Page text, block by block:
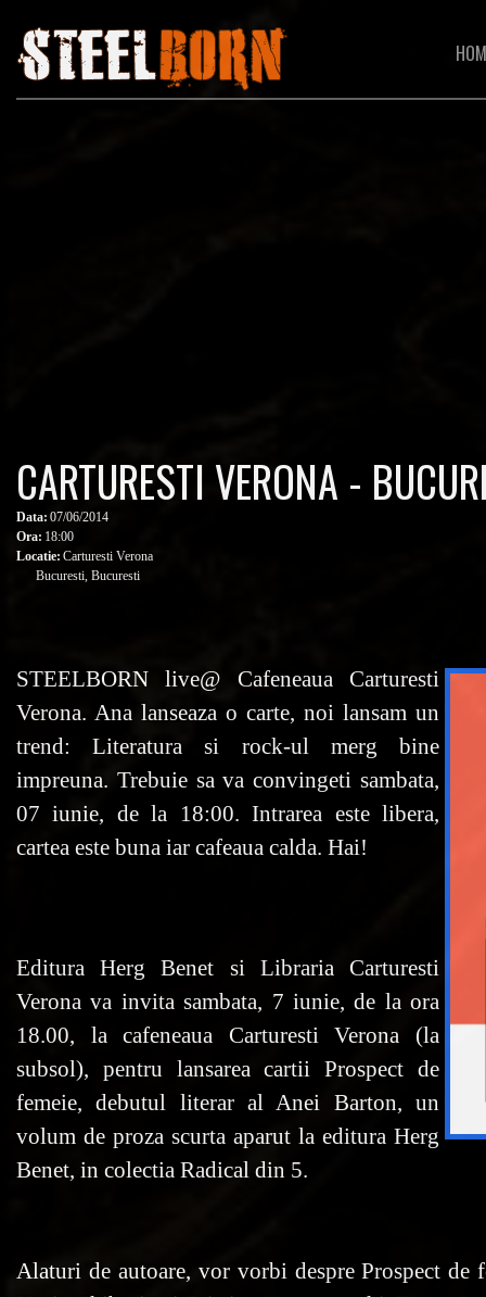
CARTURESTI VERONA -
Data: 07/06/2014
Ora: 18:00
Locatie: Carturesti Verona
Bucuresti, Bucuresti
STEELBORN live@ Cafeneaua Carturesti
Verona. Ana lanseaza o carte, noi lansam un
trend: Literatura si rock-ul merg bine
impreuna. Trebuie sa va convingeti sambata,
07 iunie, de la 18:00. Intrarea este libera,
cartea este buna iar cafeaua calda. Hai!
Editura Herg Benet si Libraria Carturesti
Verona va invita sambata, 7 iunie, de la ora
18.00, la cafeneaua Carturesti Verona (la
subsol), pentru lansarea cartii Prospect de
femeie, debutul literar al Anei Barton, un
volum de proza scurta aparut la editura Herg
Benet, in colectia Radical din 5.
Alaturi de autoare, vor vorbi despre Prospect